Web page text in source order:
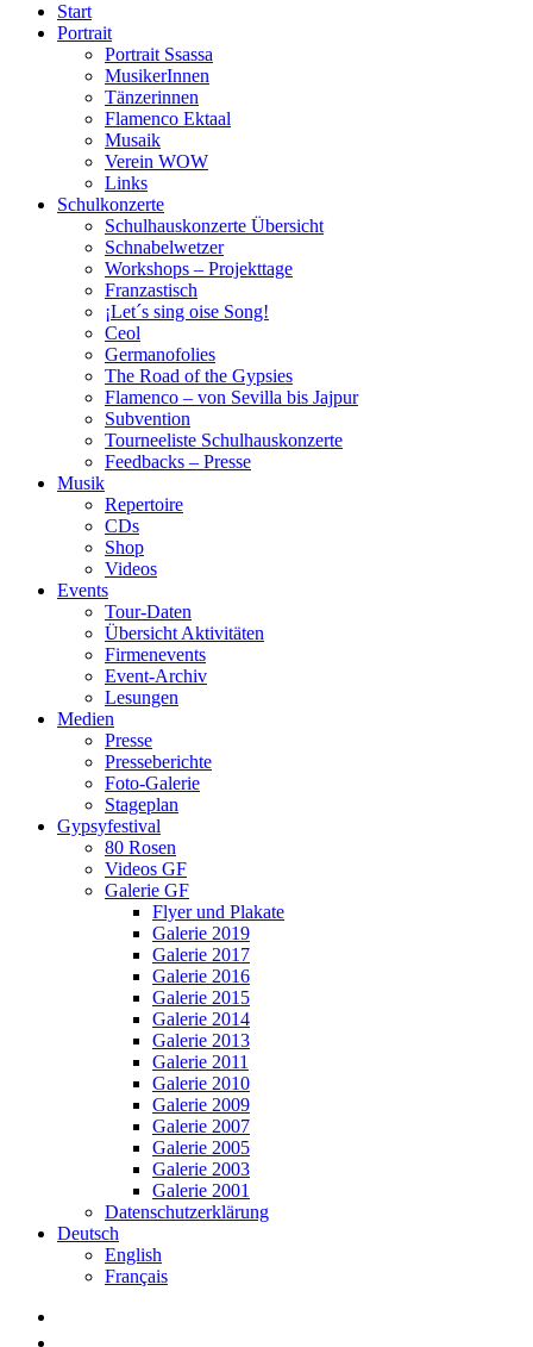
Start
Portrait
Portrait Ssassa
MusikerInnen
Tänzerinnen
Flamenco Ektaal
Musaik
Verein WOW
Links
Schulkonzerte
Schulhauskonzerte Übersicht
Schnabelwetzer
Workshops – Projekttage
Franzastisch
¡Let´s sing oise Song!
Ceol
Germanofolies
The Road of the Gypsies
Flamenco – von Sevilla bis Jajpur
Subvention
Tourneeliste Schulhauskonzerte
Feedbacks – Presse
Musik
Repertoire
CDs
Shop
Videos
Events
Tour-Daten
Übersicht Aktivitäten
Firmenevents
Event-Archiv
Lesungen
Medien
Presse
Presseberichte
Foto-Galerie
Stageplan
Gypsyfestival
80 Rosen
Videos GF
Galerie GF
Flyer und Plakate
Galerie 2019
Galerie 2017
Galerie 2016
Galerie 2015
Galerie 2014
Galerie 2013
Galerie 2011
Galerie 2010
Galerie 2009
Galerie 2007
Galerie 2005
Galerie 2003
Galerie 2001
Datenschutzerklärung
Deutsch
English
Français